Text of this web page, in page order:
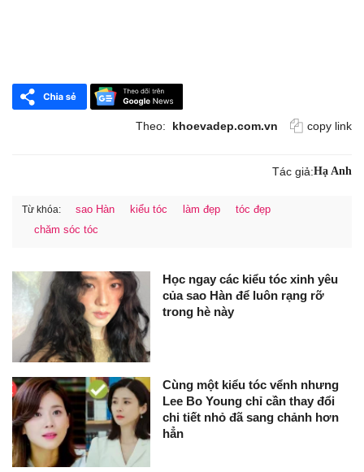
Theo: khoevadep.com.vn copy link
Tác giả:Hạ Anh
Từ khóa: sao Hàn kiểu tóc làm đẹp
tóc đẹp
chăm sóc tóc
Học ngay các kiểu tóc xinh yêu
của sao Hàn để luôn rạng rỡ
trong hè này
Cùng một kiểu tóc vểnh nhưng
Lee Bo Young chỉ cần thay đổi
chi tiết nhỏ đã sang chảnh hơn
hẳn